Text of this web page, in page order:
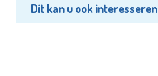
Dit kan u ook interesseren